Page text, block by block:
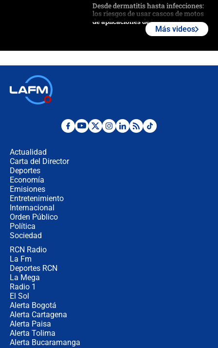
Desde dermatitis hasta infecciones:
los riesgos de usar cascos de motos
de aplicaciones de transporte
Posesión de Abelardo De La Espriella
Más videos
Actualidad
Carta del Director
Deportes
Economía
Emisiones
Entretenimiento
Internacional
Orden Público
Política
Sociedad
RCN Radio
La Fm
Deportes RCN
La Mega
Radio 1
El Sol
Alerta Bogotá
Alerta Cartagena
Alerta Paisa
Alerta Tolima
Alerta Bucaramanga